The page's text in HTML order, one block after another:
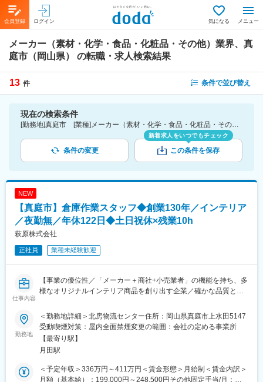
会員登録 ログイン 気になる メニュー
メーカー（素材・化学・食品・化粧品・その他）業界、真
庭市（岡山県）
の転職・求人検索結果
13 件 条件で並び替え
現在の検索条件
[勤務地]真庭市 [業種]メーカー（素材・化学・食品・化粧品・その他）業界
条件の変更
新着求人をいつでもチェック
この条件を保存
NEW
【真庭市】倉庫作業スタッフ◆創業130年／インテリア
／夜勤無／年休122日◆土日祝休×残業10h
萩原株式会社
正社員 業種未経験歓迎
仕事内容
【事業の優位性／「メーカー＋商社+小売業者」の機能を持ち、多
様なオリジナルインテリア商品を創り出す企業／確かな品質と安
■業務内容：
・ソファやテーブルなどの家具商品の入出荷に関する業務をお任
せします。
■業務詳細：
◇入荷された商品の積み降し、倉庫への搬入作業
勤務地
＜勤務地詳細＞北房物流センター住所：岡山県真庭市上水田5147
受動喫煙対策：屋内全面禁煙変更の範囲：会社の定める事業所
【最寄り駅】
月田駅
＜予定年収＞336万円～411万円＜賃金形態＞月給制＜賃金内訳＞
月額（基本給）：199,000円～248,500円その他固定手当/月：